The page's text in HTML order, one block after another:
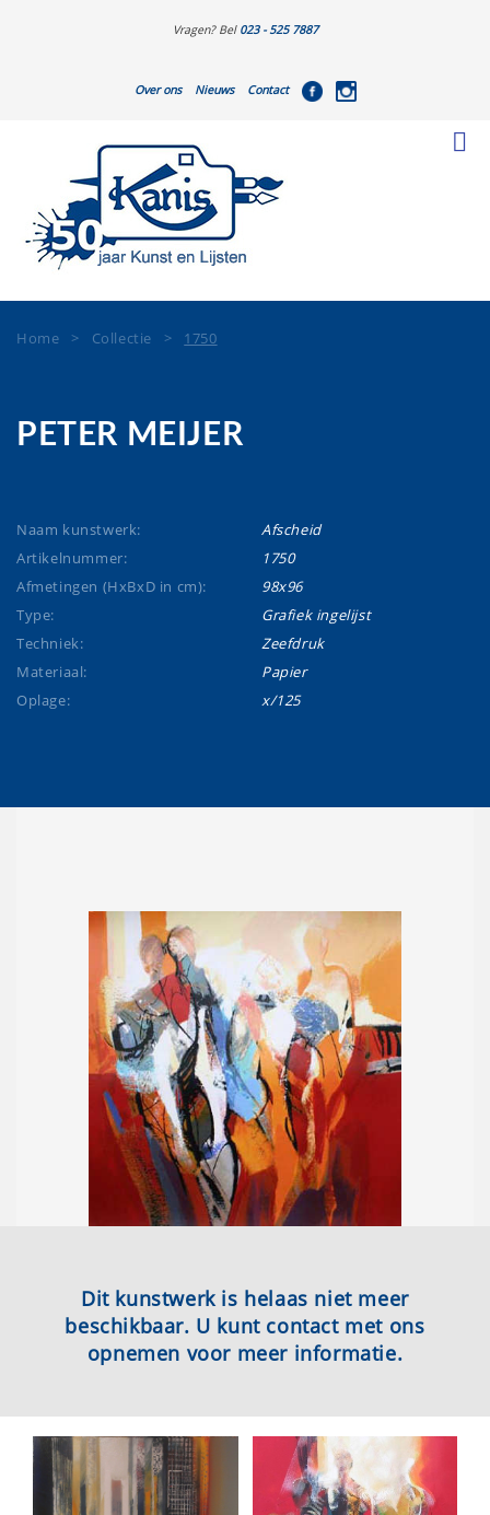
Vragen? Bel 023 - 525 7887
Over ons Nieuws Contact
Home > Collectie > 1750
PETER MEIJER
Naam kunstwerk:
Afscheid
Artikelnummer:
1750
Afmetingen (HxBxD in cm):
98x96
Type:
Grafiek ingelijst
Techniek:
Zeefdruk
Materiaal:
Papier
Oplage:
x/125
Dit kunstwerk is helaas niet meer
beschikbaar. U kunt contact met ons
opnemen voor meer informatie.